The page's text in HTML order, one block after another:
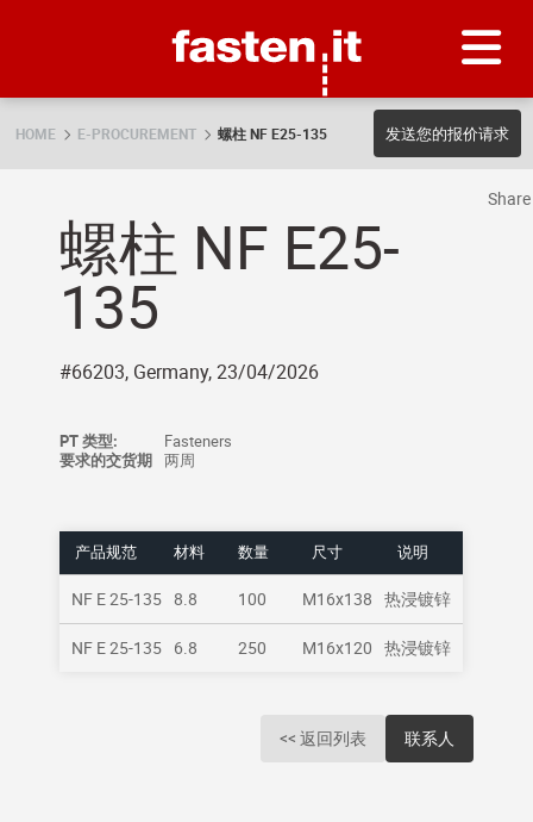
HOME E-PROCUREMENT 螺柱 NF E25-135 发送您的报价请求
螺柱 NF E25-
135
#66203, Germany, 23/04/2026
PT 类型:
Fasteners
要求的交货期 两周
产品规范 材料 数量 尺寸 说明
NF E 25-135 8.8 100 M16x138 热浸镀锌
NF E 25-135 6.8 250 M16x120 热浸镀锌
<< 返回列表 联系人
Share